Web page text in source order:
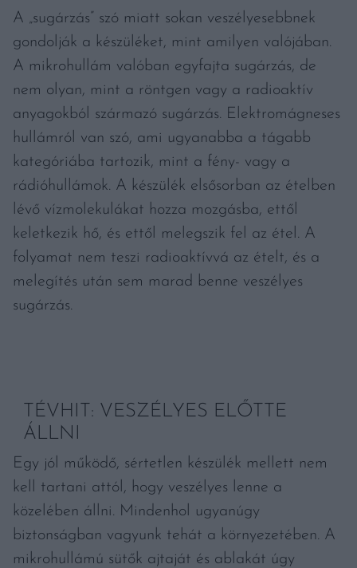
A „sugárzás” szó miatt sokan veszélyesebbnek
gondolják a készüléket, mint amilyen valójában.
A mikrohullám valóban egyfajta sugárzás, de
nem olyan, mint a röntgen vagy a radioaktív
anyagokból származó sugárzás. Elektromágneses
hullámról van szó, ami ugyanabba a tágabb
kategóriába tartozik, mint a fény- vagy a
rádióhullámok. A készülék elsősorban az ételben
lévő vízmolekulákat hozza mozgásba, ettől
keletkezik hő, és ettől melegszik fel az étel. A
folyamat nem teszi radioaktívvá az ételt, és a
melegítés után sem marad benne veszélyes
sugárzás.
TÉVHIT: VESZÉLYES ELŐTTE
ÁLLNI
Egy jól működő, sértetlen készülék mellett nem
kell tartani attól, hogy veszélyes lenne a
közelében állni. Mindenhol ugyanúgy
biztonságban vagyunk tehát a környezetében. A
mikrohullámú sütők ajtaját és ablakát úgy